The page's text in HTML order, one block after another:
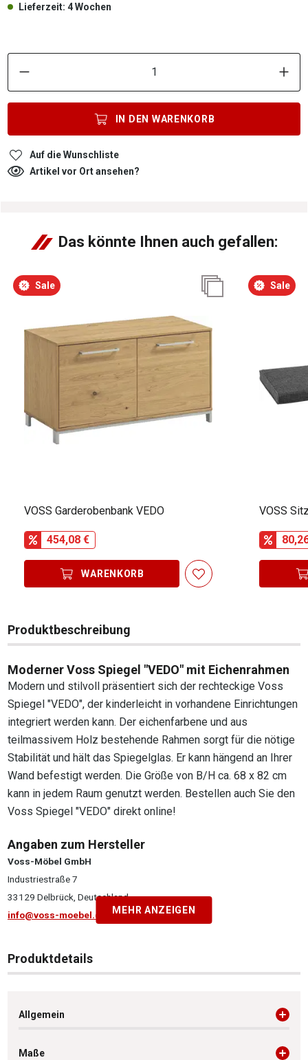
Lieferzeit: 4 Wochen
IN DEN WARENKORB
Auf die Wunschliste
Artikel vor Ort ansehen?
Das könnte Ihnen auch gefallen:
Sale
VOSS Garderobenbank VEDO
454,08 €
WARENKORB
Sale
VOSS
Produktbeschreibung
Moderner Voss Spiegel "VEDO" mit Eichenrahmen
Modern und stilvoll präsentiert sich der rechteckige Voss
Spiegel "VEDO", der kinderleicht in vorhandene Einrichtungen
integriert werden kann. Der eichenfarbene und aus
teilmassivem Holz bestehende Rahmen sorgt für die nötige
Stabilität und hält das Spiegelglas. Er kann hängend an Ihrer
Wand befestigt werden. Die Größe von B/H ca. 68 x 82 cm
kann in jedem Raum genutzt werden. Bestellen auch Sie den
Voss Spiegel "VEDO" direkt online!
Angaben zum Hersteller
Voss-Möbel GmbH
Industriestraße 7
33129 Delbrück, Deutschland
info@voss-moebel.de
MEHR ANZEIGEN
Produktdetails
Allgemein
Maße